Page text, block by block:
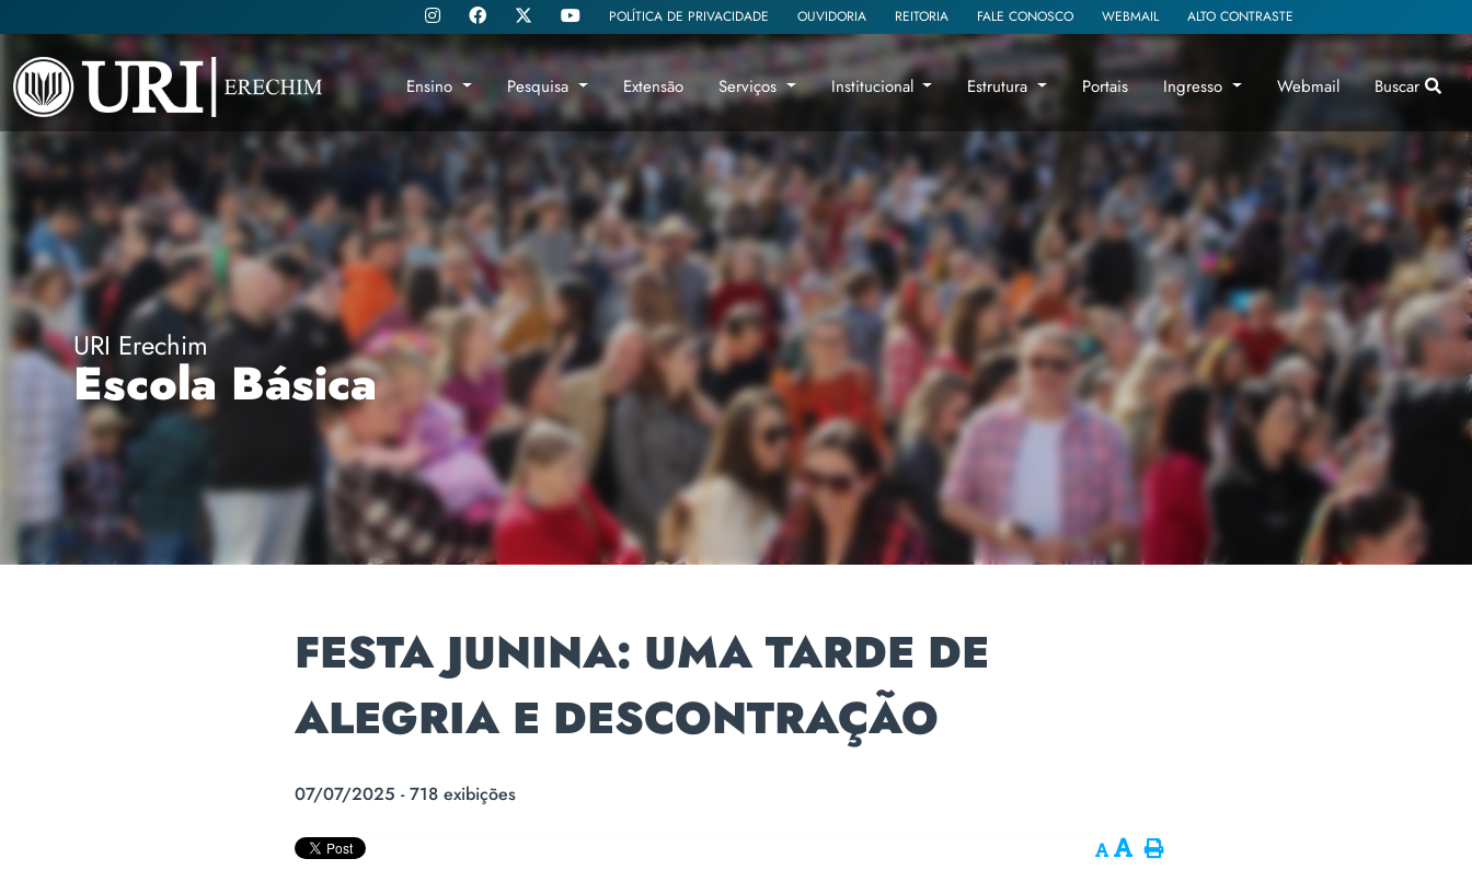
Ensino Pesquisa Extensão Serviços Institucional Estrutura Portais Ingresso Webmail Buscar
POLÍTICA DE PRIVACIDADE OUVIDORIA REITORIA FALE CONOSCO WEBMAIL ALTO CONTRASTE
URI Erechim
Escola Básica
FESTA JUNINA: UMA TARDE DE
ALEGRIA E DESCONTRAÇÃO
07/07/2025 - 718 exibições